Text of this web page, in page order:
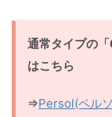
通常タイプの
はこちら
⇒Persol(ペル